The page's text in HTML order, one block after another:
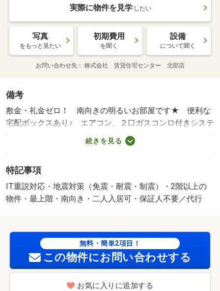
実際に物件を見学 したい
写真
をもっと見たい
初期費用
を聞く
設備
について聞く
お問い合わせ先 株式会社 賃貸住宅センター 北部店
備考
敷金・礼金ゼロ！ 南向きの明るいお部屋です★ 便利な
宅配ボックスあり♪ エアコン、２口ガスコンロ付きシステ
ムキッチン、追い焚き機能、ディンプルキー、モニター付
きドアホンなど設備あり★収納も広めで便利♪ 周辺には
地です♪ 図面や設備が現況と異なる場合は現況優先と致し
ます。 ※本物件での喫煙は不可。※指定期間未満の解約は
違約金要。 美装代（退去時）：５８，３００円 除菌
証料として賃料総額の５０％必要。また月々に家賃総額の
１．２％が必要。 駐車場備考：空有 ５，５００円/仲介
手数料 51700円
続きを見る
特記事項
IT重説対応・地震対策（免震・耐震・制震）・2階以上の
物件・最上階・南向き・二人入居可・保証人不要／代行
無料・簡単2項目！
この物件にお問い合わせする
お気に入りに追加する